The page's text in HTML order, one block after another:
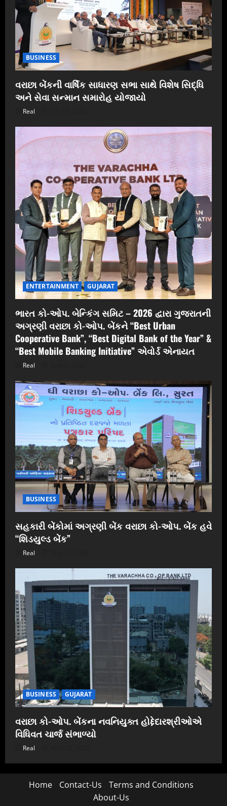
BUSINESS
વરાછા બેંકની વાર્ષિક સાધારણ સભા સાથે વિશેષ સિદ્ધિ
અને સેવા સન્માન સમારોહ યોજાયો
Real
ENTERTAINMENT GUJARAT
ભારત કો-ઓપ. બેન્કિંગ સમિટ – 2026 દ્વારા ગુજરાતની
અગ્રણી વરાછા કો-ઓપ. બેંકને “Best Urban
Cooperative Bank”, “Best Digital Bank of the Year” &
“Best Mobile Banking Initiative” એવોર્ડ એનાયત
Real
BUSINESS
સહકારી બેંકોમાં અગ્રણી બેંક વરાછા કો-ઓપ. બેંક હવે
“શિડયુલ્ડ બેંક”
Real
BUSINESS GUJARAT
વરાછા કો-ઓપ. બેંકના નવનિયુક્ત હોદ્દેદારશ્રીઓએ
વિધિવત ચાર્જ સંભાળ્યો
Real
Home Contact-Us
Terms and Conditions
About-Us